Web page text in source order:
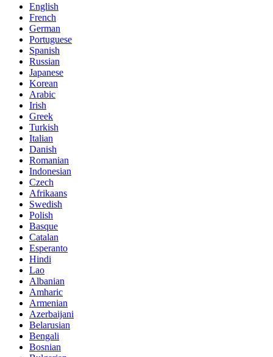
English
French
German
Portuguese
Spanish
Russian
Japanese
Korean
Arabic
Irish
Greek
Turkish
Italian
Danish
Romanian
Indonesian
Czech
Afrikaans
Swedish
Polish
Basque
Catalan
Esperanto
Hindi
Lao
Albanian
Amharic
Armenian
Azerbaijani
Belarusian
Bengali
Bosnian